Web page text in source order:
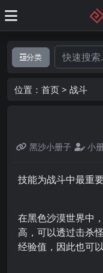
分类
位置： 首页 > 战斗
黑沙小册子 小
技能为战斗中最重要
在黑色沙漠世界中
高，可以透过击杀
经验值，因此也可